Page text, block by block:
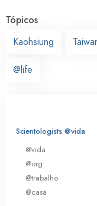
Tópicos
Kaohsiung
@life
Scientologists @vida
@vida
@org
@trabalho
@casa